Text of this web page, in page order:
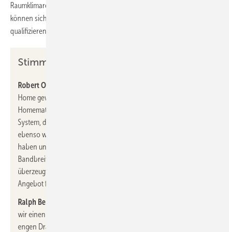
Raumklimaregelung mit Homematic IP zur Verfügung. SHK-Betriebe
können sich durch eine Autorisierungsschulung als Fachpartner
qualifizieren und ihr Leistungsangebot erweitern.
Stimmen zur Partnerschaft:
Robert Oberberger, Geschäftsführer R+F:
Home gewinnt im SHK-Handwerk rasant an Bedeutung. Mit
Homematic IP erweitern wir unser Sortiment um ein führendes
System, das unseren Kunden praxistaugliche Einstiegsoptionen
ebenso wie umfassende Gesamtlösungen bietet. Besonders
haben uns die Einfachheit der Installation und die große
Bandbreite an interessanten Produkten für den SHK-Sektor
überzeugt. Damit können wir Installateuren ein attraktives
Angebot für die Zukunft machen.“
Ralph Bertelt, Vorstand eQ-3:
wir einen starken Partner, der mit seiner Kompetenz und seinem
engen Draht zu Fachhandwerkern die ideale Plattform bietet, um